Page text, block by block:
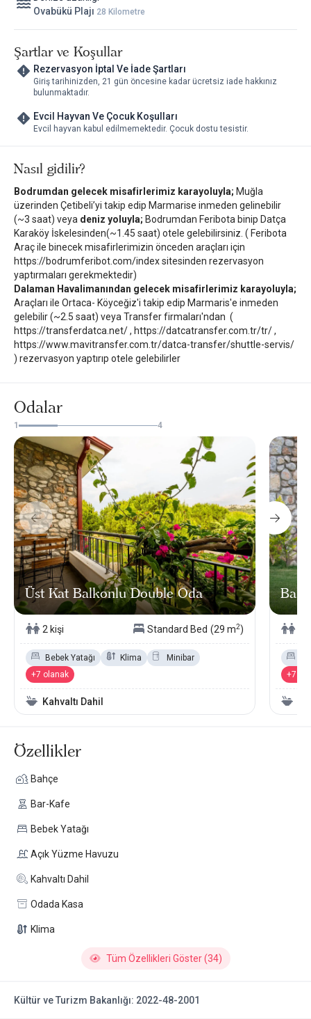
“Tatil hem dinlenmek hem iyi yemek demektir” diyenler
Gelenler Burada Ne Bulacak?
Zeytin ağaçları arasında huzurlu atmosfer
Karaincir’in sığ ve berrak denizi
Ev yapımı kahvaltı ve Ege mutfağı
Çocuk dostu alanlar
Datça merkeze yakın ama kalabalıktan uzak konum
Datça otelleriarasında hem doğa hem konfor hem de aile dostu
“Bu otel,
Datça Küçük ve Butik Otelleri ve Karaincir Otelleri
arasında Küçük Oteller Sitesi özel seçkisinde yer almaktadır.”
Ovabükü Plajı 28 Kilometre
Şartlar ve Koşullar
Rezervasyon İptal Ve İade Şartları
Giriş tarihinizden, 21 gün öncesine kadar ücretsiz iade hakkınız
bulunmaktadır.
Evcil Hayvan Ve Çocuk Koşulları
Evcil hayvan kabul edilmemektedir. Çocuk dostu tesistir.
Nasıl gidilir?
Bodrumdan gelecek misafirlerimiz karayoluyla; Muğla
üzerinden Çetibeli’yi takip edip Marmarise inmeden gelinebilir
(~3 saat) veya deniz yoluyla; Bodrumdan Feribota binip Datça
Karaköy İskelesinden(~1.45 saat) otele gelebilirsiniz. ( Feribota
Araç ile binecek misafirlerimizin önceden araçları için
https://bodrumferibot.com/index sitesinden rezervasyon
yaptırmaları gerekmektedir)
Dalaman Havalimanından gelecek misafirlerimiz karayoluyla;
Araçları ile Ortaca- Köyceğiz'i takip edip Marmaris'e inmeden
gelebilir (~2.5 saat) veya Transfer firmaları'ndan (
https://transferdatca.net/ , https://datcatransfer.com.tr/tr/ ,
https://www.mavitransfer.com.tr/datca-transfer/shuttle-servis/
) rezervasyon yaptırıp otele gelebilirler
Odalar
1 4
Üst Kat Balkonlu Double Oda
2 kişi Standard Bed (29 m2)
Bebek Yatağı Klima
Minibar
+7 olanak
Kahvaltı Dahil
+7
Özellikler
Bahçe
Bar-Kafe
Bebek Yatağı
Açık Yüzme Havuzu
Kahvaltı Dahil
Odada Kasa
Klima
Tüm Özellikleri Göster (34)
Kültür ve Turizm Bakanlığı: 2022-48-2001